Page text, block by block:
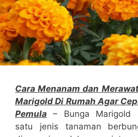
Cara Menanam dan
Marigold Di Rumah Agar
Pemula – Bunga Marigold
satu jenis tanaman